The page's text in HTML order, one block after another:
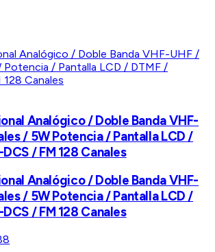
Analógico / Doble Banda VHF-
/ 5W Potencia / Pantalla LCD /
/ FM 128 Canales
Analógico / Doble Banda VHF-
/ 5W Potencia / Pantalla LCD /
/ FM 128 Canales